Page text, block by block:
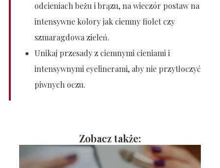
odcieniach beżu i brązu, na wieczór postaw na
intensywne kolory jak ciemny fiolet czy
szmaragdowa zieleń.
Unikaj przesady z ciemnymi cieniami i
intensywnymi eyelinerami, aby nie przytłoczyć
piwnych oczu.
Zobacz także: